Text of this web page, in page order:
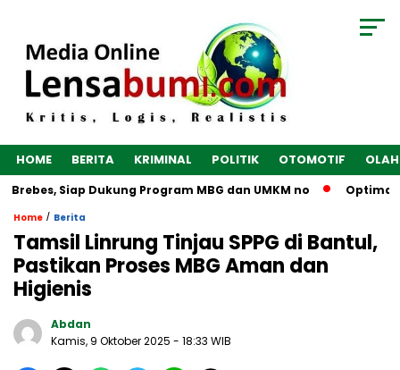
HOME BERITA KRIMINAL POLITIK OTOMOTIF
Siap Dukung Program MBG dan UMKM no Optimalkan
Home / Berita
Tamsil Linrung Tinjau SPPG di Bantul,
Pastikan Proses MBG Aman dan
Higienis
Abdan
Kamis, 9 Oktober 2025 - 18:33 WIB